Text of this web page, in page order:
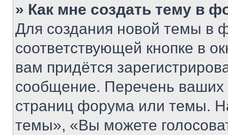
» Как мне создать тему в
Для создания новой темы в
соответствующей кнопке в
вам придётся
сообщение. Перечень ваших
страниц форума или темы.
темы», «Вы можете